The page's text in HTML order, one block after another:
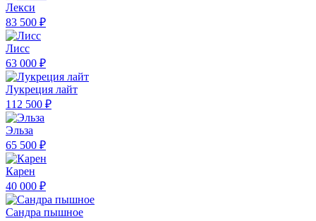
Лекси
83 500 ₽
Лисс
63 000 ₽
Лукреция лайт
112 500 ₽
Эльза
65 500 ₽
Карен
40 000 ₽
Сандра пышное